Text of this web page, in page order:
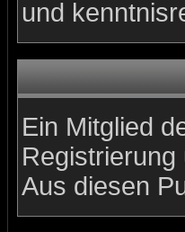
und
Ein Mitglied
Aus diesen